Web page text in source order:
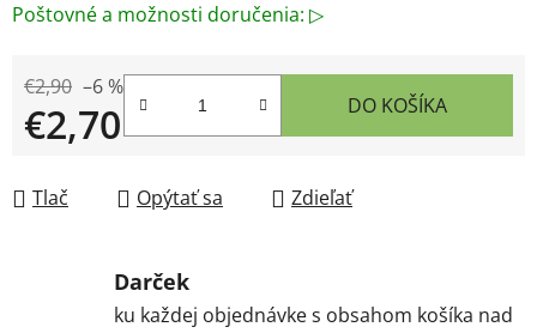
Poštovné a možnosti doručenia: ▷
€2,90 –6 %
€2,70 DO KOŠÍKA
Tlač Opýtať sa Zdieľať
Darček
ku každej objednávke s obsahom košíka nad